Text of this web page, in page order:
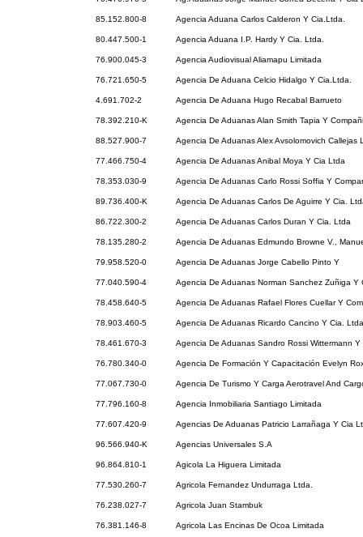
85.152.800-8 Agencia Aduana Carlos Calderon Y Cia.Ltda.
80.447.500-1 Agencia Aduana I.P. Hardy Y Cia. Ltda.
76.900.045-3 Agencia Audiovisual Aliamapu Limitada
76.721.650-5 Agencia De Aduana Celcio Hidalgo Y Cia.Ltda.
4.691.702-2 Agencia De Aduana Hugo Recabal Barrueto
78.392.210-K Agencia De Aduanas Alan Smith Tapia Y
88.527.900-7 Agencia De Aduanas Alex Avsolomovich Callejas
77.466.750-4 Agencia De Aduanas Anibal Moya Y Cia Ltda
78.353.030-9 Agencia De Aduanas Carlo Rossi Soffia Y
89.736.400-K Agencia De Aduanas Carlos De Aguirre Y Cia.
86.722.300-2 Agencia De Aduanas Carlos Duran Y Cia. Ltda
78.135.280-2 Agencia De Aduanas Edmundo Browne V.,
79.958.520-0 Agencia De Aduanas Jorge Cabello Pinto Y
77.040.590-4 Agencia De Aduanas Norman Sanchez Zuñiga Y
78.458.640-5 Agencia De Aduanas Rafael Flores Cuellar Y
78.903.460-5 Agencia De Aduanas Ricardo Cancino Y Cia.
78.461.670-3 Agencia De Aduanas Sandro Rossi Wittermann
76.780.340-0 Agencia De Formación Y Capacitación Evelyn
77.067.730-0 Agencia De Turismo Y Carga Aerotravel And
77.796.160-8 Agencia Inmobiliaria Santiago Limitada
77.607.420-9 Agencias De Aduanas Patricio Larrañaga Y Cia
96.566.940-K Agencias Universales S.A
96.864.810-1 Agicola La Higuera Limitada
77.530.260-7 Agricola Fernandez Undurraga Ltda.
76.238.027-7 Agricola Juan Stambuk
76.381.146-8 Agricola Las Encinas De Ocoa Limitada